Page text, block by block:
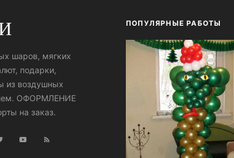
шаров, мягких
подарки,
из воздушных
ОФОРМЛЕНИЕ
на заказ.
ПОПУЛЯРНЫЕ РАБОТЫ